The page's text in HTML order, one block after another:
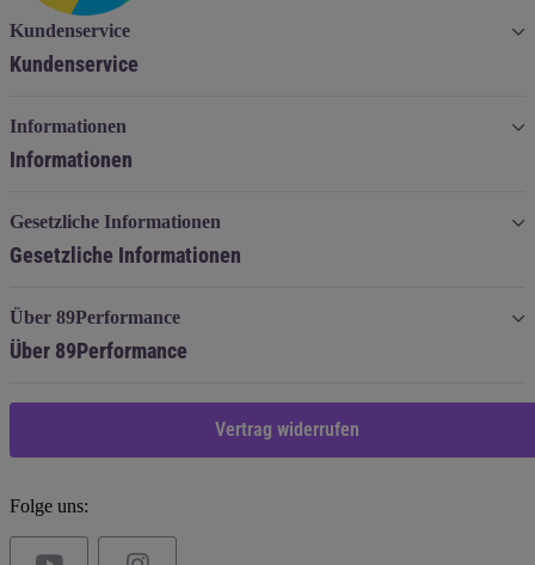
Kundenservice
Kundenservice
Informationen
Informationen
Gesetzliche Informationen
Gesetzliche Informationen
Über 89Performance
Über 89Performance
Vertrag widerrufen
Folge uns: